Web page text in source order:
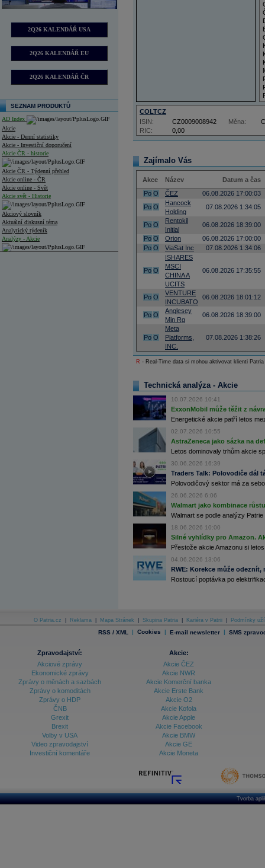
2Q26 KALENDÁŘ USA
2Q26 KALENDÁŘ EU
2Q26 KALENDÁŘ ČR
SEZNAM PRODUKTŮ
AD Index
Akcie
Akcie - Denní statistiky
Akcie - Investiční doporučení
Akcie ČR - historie
Akcie ČR - Týdenní přehled
Akcie online - ČR
Akcie online - Svět
Akcie svět - Historie
Akciový slovník
Aktuální diskusní téma
Analytický týdeník
Analýzy - Akcie
Databanka - Měnové kurzy
Databanka - Trh práce
Databanka - Úrokové sazby
Databanka - Veřejné rozpočty
Databanka - Zahraniční obchod a platební
Databanka akcie - ČR
Databanka akcie - Svět
COLTCZ
RIC: 0,00
ISIN: CZ0009008942 Měna:
Zajímalo Vás
Akce Název
Datum a čas
Po O ČEZ
06.08.2026 17:00:03
Po O
Hancock
Holding
07.08.2026 1:34:05
Po O
Rentokil
Initial
06.08.2026 18:39:00
Po O Orion
06.08.2026 17:00:00
Po O ViaSat Inc 07.08.2026 1:34:06
Po O
ISHARES
MSCI
CHINA A
UCITS
06.08.2026 17:35:55
Po O
VENTURE
INCUBATO
06.08.2026 18:01:12
Po O
Anglesey
Min Rg
06.08.2026 18:39:00
Po O
Meta
Platforms,
INC.
07.08.2026 1:38:26
R - Real-Time data si mohou aktivovat klienti
Technická analýza - Akcie
10.07.2026 10:41
ExxonMobil může těžit z
Energetické akcie patří letos
02.07.2026 10:55
AstraZeneca jako sázka na
Letos dominovaly trhům akcie
30.06.2026 16:39
Traders Talk: Polovodiče dál
Polovodičový sektor má za
26.06.2026 6:06
Walmart jako kombinace
Walmart se podle analýzy
18.06.2026 10:00
Silné vyhlídky pro Amazon.
Přestože akcie Amazonu si
04.06.2026 13:06
RWE: Korekce může
Rostoucí poptávka po
O Patria.cz Reklama Mapa Stránek Skupina Patria Kariéra v Patrii Podmínky
RSS / XML | Cookies | E-mail newsletter | SMS
Zpravodajství:
Akciové zprávy
Ekonomické zprávy
Zprávy o měnách a sazbách
Zprávy o komoditách
Zprávy o HDP
ČNB
Grexit
Brexit
Volby v USA
Video zpravodajství
Investiční komentáře
Akcie:
Akcie ČEZ
Akcie NWR
Akcie Komerční banka
Akcie Erste Bank
Akcie O2
Akcie Kofola
Akcie Apple
Akcie Facebook
Akcie BMW
Akcie GE
Akcie Moneta
Tvorba